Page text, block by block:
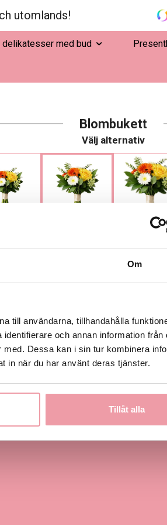
Om
till användarna, tillhandahålla
och annan information från
Dessa kan i sin tur kombinera
in när du har använt deras tjänster.
Tillåt alla
utomlands!
delikatesser med bud
Blombukett
Välj alternativ
LÄGG I VARUKORGEN